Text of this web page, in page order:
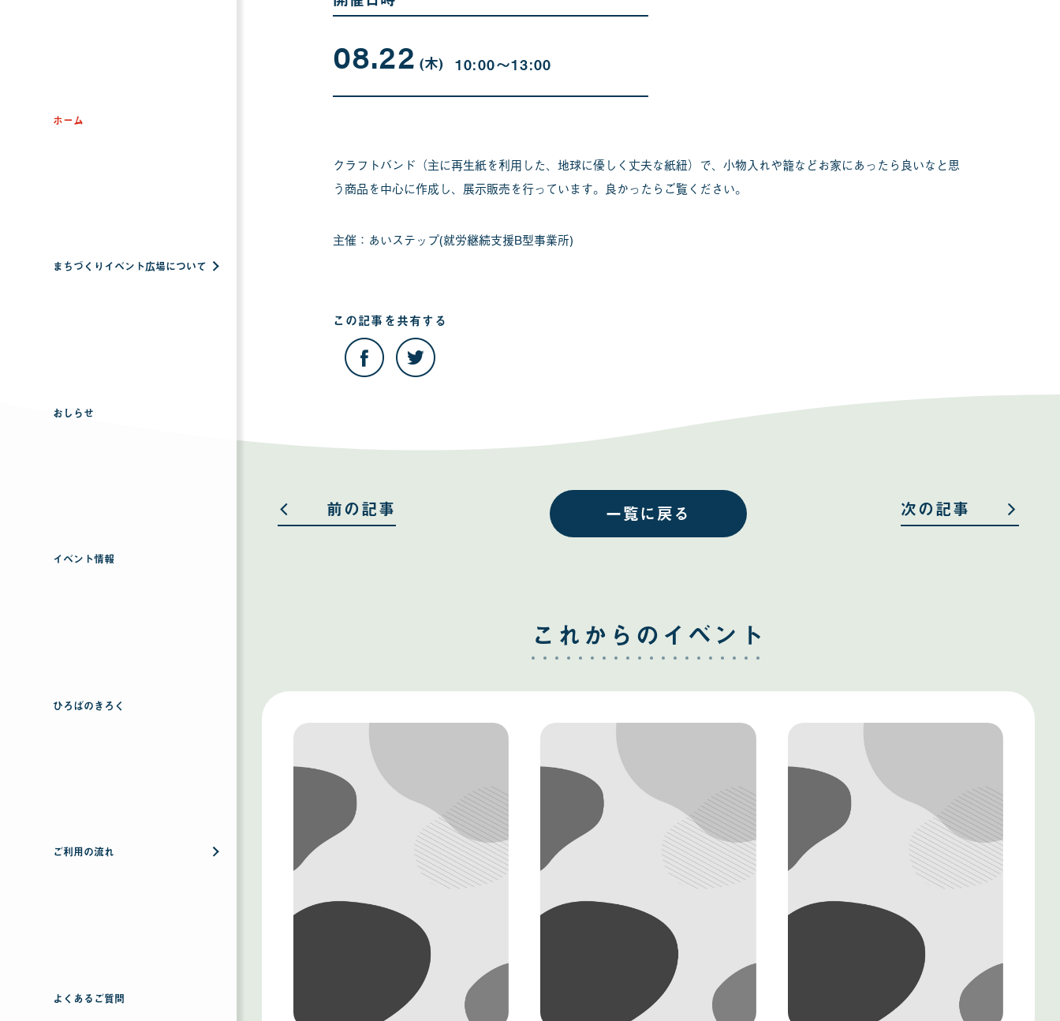
ホーム
まちづくりイベント広場について
おしらせ
イベント情報
ひろばのきろく
ご利用の流れ
よくあるご質問
08.22 月
22
日
(木日
) 10:00〜13:00
クラフトバンド（主に再生紙を利用した、地球に優しく丈夫な紙紐）で、小物入れや籠などお家にあったら良いなと思
う商品を中心に作成し、展示販売を行っています。良かったらご覧ください。
主催：あいステップ(就労継続支援B型事業所)
この記事を共有する
の
記
す す
一覧に戻る
前の記事 次の記事
これからのイベント